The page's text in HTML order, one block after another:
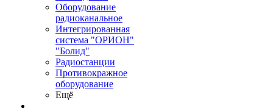
Оборудование
радиоканальное
Интегрированная
система "ОРИОН"
"Болид"
Радиостанции
Противокражное
оборудование
Ещё